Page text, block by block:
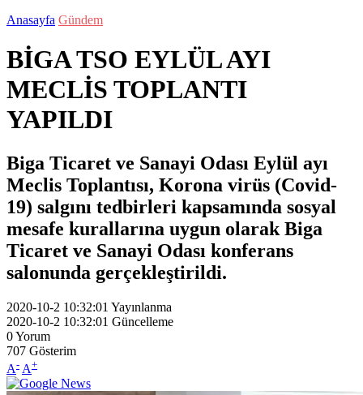
Anasayfa Gündem
BİGA TSO EYLÜL AYI
MECLİS TOPLANTI
YAPILDI
Biga Ticaret ve Sanayi Odası Eylül ayı
Meclis Toplantısı, Korona virüs (Covid-
19) salgını tedbirleri kapsamında sosyal
mesafe kurallarına uygun olarak Biga
Ticaret ve Sanayi Odası konferans
salonunda gerçekleştirildi.
2020-10-2 10:32:01 Yayınlanma
2020-10-2 10:32:01 Güncelleme
0Yorum
707 Gösterim
A- A+